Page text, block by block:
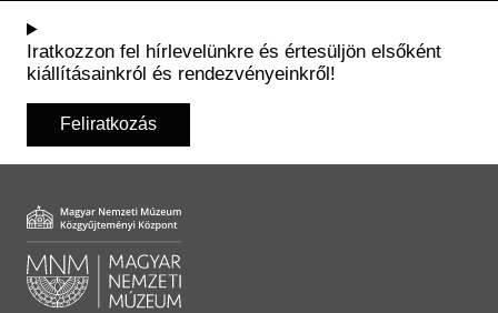
Iratkozzon fel hírlevelünkre és értesüljön elsőként
kiállításainkról és rendezvényeinkről!
Feliratkozás